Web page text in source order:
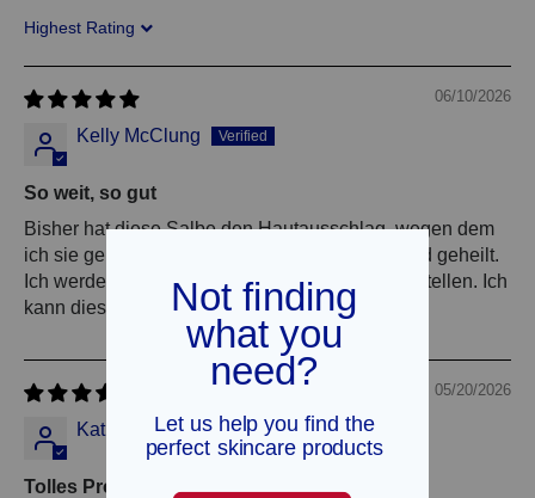
Sort by
06/10/2026
Kelly McClung
So weit, so gut
Bisher hat diese Salbe den Hautausschlag, wegen dem
ich sie gekauft habe, hervorragend gelindert und geheilt.
Ich werde wahrscheinlich noch mehr davon bestellen. Ich
kann dieses Produkt wärmstens empfehlen!
05/20/2026
Kathryn Pelhank
Tolles Produkt!